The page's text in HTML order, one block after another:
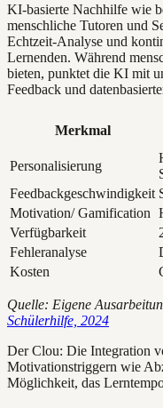
KI-basierte Nachhilfe wie
menschliche Tutoren und
Echtzeit-Analyse und
Lernenden. Während
bieten, punktet die KI mit
Feedback und
Merkmal
Personalisierung
Feedbackgeschwindigkeit
Motivation/ Gamification
Verfügbarkeit
Fehleranalyse
Kosten
Quelle: Eigene
Schülerhilfe, 2024
Der Clou: Die Integration
Motivationstriggern wie
Möglichkeit, das